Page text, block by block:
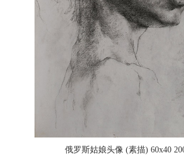
俄罗斯姑娘头像 (素描) 60x40